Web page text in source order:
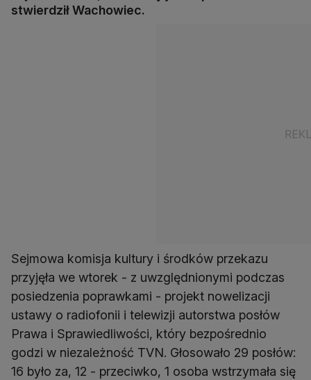
stwierdził Wachowiec.
Sejmowa komisja kultury i środków przekazu
przyjęła we wtorek - z uwzględnionymi podczas
posiedzenia poprawkami - projekt nowelizacji
ustawy o radiofonii i telewizji autorstwa posłów
Prawa i Sprawiedliwości, który bezpośrednio
godzi w niezależność TVN. Głosowało 29 posłów:
16 było za, 12 - przeciwko, 1 osoba wstrzymała się